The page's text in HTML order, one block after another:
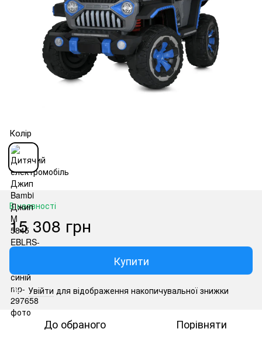
Колір
В наявності
15 308 грн
Купити
% Увійти для відображення накопичувальної знижки
До обраного Порівняти